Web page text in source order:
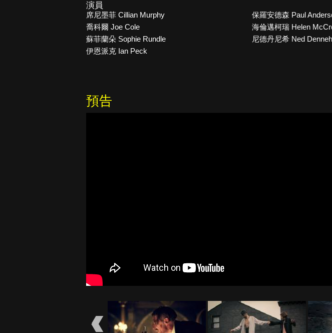
演員
席尼墨菲 Cillian Murphy
保羅安德森 Paul
喬科爾 Joe Cole
海倫邁柯瑞 Helen
蘇菲蘭朵 Sophie Rundle
尼德丹尼希 Ned
伊恩派克 Ian Peck
預告